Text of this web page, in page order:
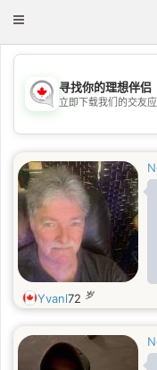
Toggle
💖
寻找你的理想伴侣
立即下载我们的交友应
Yvanl72 岁